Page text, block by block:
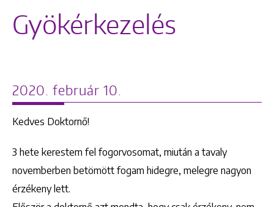
Gyökérkezelés
2020. február 10.
Kedves Doktornő!
3 hete kerestem fel fogorvosomat, miután a tavaly
novemberben betömött fogam hidegre, melegre nagyon
érzékeny lett.